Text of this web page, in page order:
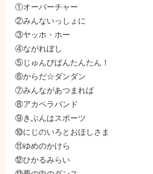
①オーバーチャー
②みんないっしょに
③ヤッホ・ホー
④ながれぼし
⑤じゅんびばんたんたん！
⑥からだ☆ダンダン
⑦みんながあつまれば
⑧アカペラバンド
⑨きぶんはスポーツ
⑩にじのいろとおほしさま
⑪ゆめのかけら
⑫ひかるみらい